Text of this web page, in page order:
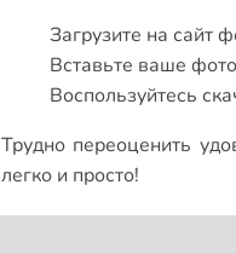
Загрузите на сайт
Вставьте ваше
Воспользуйтесь
Трудно переоценить
легко и просто!